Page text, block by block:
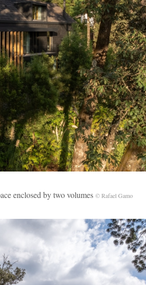
enclosed by two volumes © Rafael Gamo